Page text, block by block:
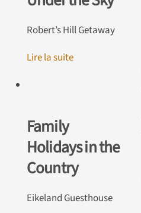
Robert’s Hill Getaway
Lire la suite
Family
Holidays in the
Country
Eikeland Guesthouse